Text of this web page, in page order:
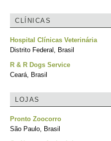
CLÍNICAS
Hospital Clínicas Veterinária
Distrito Federal, Brasil
R & R Dogs Service
Ceará, Brasil
LOJAS
Pronto Zoocorro
São Paulo, Brasil